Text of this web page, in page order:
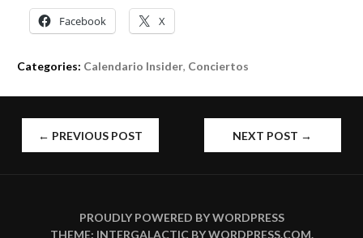
Facebook X
Categories: Calendario Insider, Conciertos
POST
← PREVIOUS POST NEXT POST →
PROUDLY POWERED BY WORDPRESS
THEME: INTERGALACTIC BYWORDPRESS.COM.